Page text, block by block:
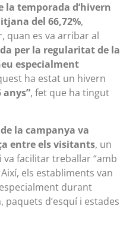
la temporada d’hivern
del 66,72%,
quan es va arribar al
per la regularitat de la
especialment
ha estat un hivern
, fet que ha tingut
la campanya va
entre els visitants, un
facilitar treballar “amb
els establiments van
durant
d’esquí i estades